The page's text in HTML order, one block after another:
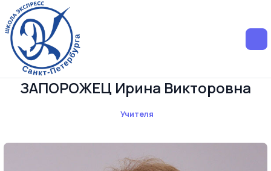
ЗАПОРОЖЕЦ Ирина Викторовна
Учителя